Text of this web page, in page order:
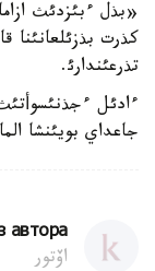
«بذل ءبئزدئث
كذرت بذزئلعانئنا
تذرعئندارئ.
جاعداي بويئنشا الماتئ قالاسئنئث
автора
اۆتور